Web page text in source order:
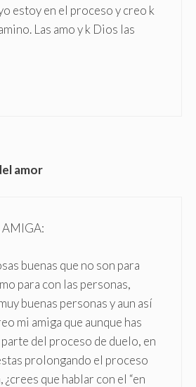
estoy en el proceso y creo k
Las amo y k Dios las
amor
AMIGA:
buenas que no son para
para con las personas,
buenas personas y aun así
mi amiga que aunque has
del proceso de duelo, en
prolongando el proceso
que hablar con el “en